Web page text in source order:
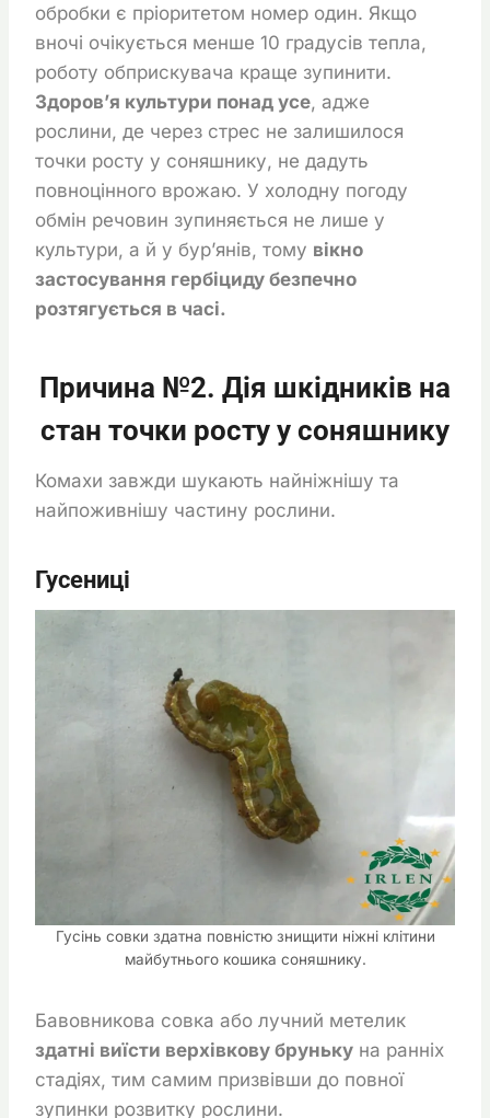
обробки є пріоритетом номер один. Якщо
вночі очікується менше 10 градусів тепла,
роботу обприскувача краще зупинити.
Здоров’я культури понад усе, адже
рослини, де через стрес не залишилося
точки росту у соняшнику, не дадуть
повноцінного врожаю. У холодну погоду
обмін речовин зупиняється не лише у
культури, а й у бур’янів, тому вікно
застосування гербіциду безпечно
розтягується в часі.
Причина №2. Дія шкідників на
стан точки росту у соняшнику
Комахи завжди шукають найніжнішу та
найпоживнішу частину рослини.
Гусениці
Гусінь совки здатна повністю знищити ніжні клітини
майбутнього кошика соняшнику.
Бавовникова совка або лучний метелик
здатні виїсти верхівкову бруньку на ранніх
стадіях, тим самим призвівши до повної
зупинки розвитку рослини.